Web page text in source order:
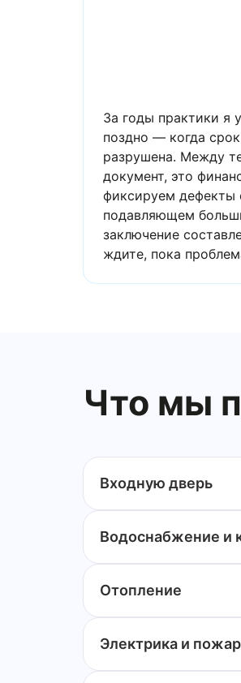
За годы практики я
поздно — когда срок
Между тем грамотно
финансовый
стоимостью от 200
большинстве
составлено по
проблема
Что мы
Входную дверь
Водоснабжение и
Отопление
Электрика и